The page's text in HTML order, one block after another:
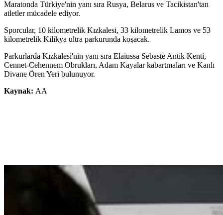
Maratonda Türkiye'nin yanı sıra Rusya, Belarus ve Tacikistan'tan
atletler mücadele ediyor.
Sporcular, 10 kilometrelik Kızkalesi, 33 kilometrelik Lamos ve 53
kilometrelik Kilikya ultra parkurunda koşacak.
Parkurlarda Kızkalesi'nin yanı sıra Elaiussa Sebaste Antik Kenti,
Cennet-Cehennem Obrukları, Adam Kayalar kabartmaları ve Kanlı
Divane Ören Yeri bulunuyor.
Kaynak: AA